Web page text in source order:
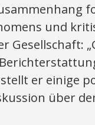
und
Gesellschaft:
stellt er einige
über